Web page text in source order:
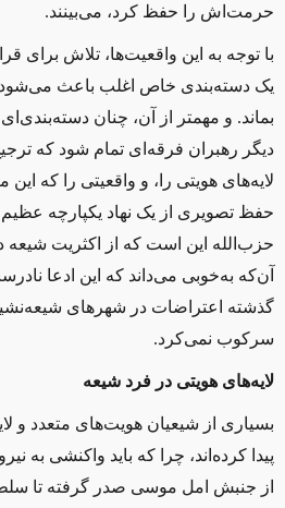
حرمت‌اش را حفظ کرد، می‌بینند.
با توجه به این واقعیت‌ها، تلاش برای
یک دسته‌بندی خاص اغلب باعث می‌شود
بماند. و مهمتر از آن، چنان
دیگر رهبران فرقه‌ای تمام شود که
لایه‌های هویتی را، و واقعیتی را که این
حفظ تصویری از یک نهاد یکپارچه عظیم
حزب‌الله این است که از اکثریت شیعه
آن‌که به‌خوبی می‌داند که این ادعا
گذشته اعتراضات در شهرهای
سرکوب نمی‌کرد.
لایه‌های هویتی در فرد شیعه
بسیاری از شیعیان هویت‌های متعدد و
پیدا کرده‌اند، چرا که باید واکنشی به
از جنبش امل موسی صدر گرفته تا